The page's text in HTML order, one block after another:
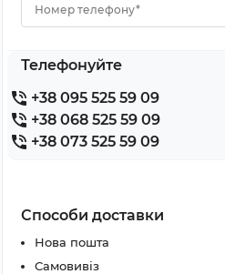
Номер телефону*
Телефонуйте
+38 095 525 59 09
+38 068 525 59 09
+38 073 525 59 09
Способи доставки
Нова пошта
Самовивіз